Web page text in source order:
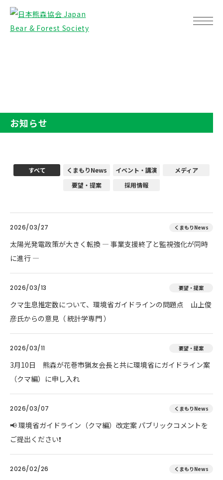
お知らせ
すべて くまもりNews イベント・講演
メディア
要望・提案
採用情報
2026/03/27 くまもりNews
太陽光発電政策が大きく転換 ― 事業支援終了と監視強化が同時
に進行 ―
2026/03/13 要望・提案
クマ生息推定数について、環境省ガイドラインの問題点 山上俊
彦氏からの意見（ 統計学専門 ）
2026/03/11 要望・提案
3月10日 熊森が花巻市猟友会長と共に環境省にガイドライン案
（クマ編）に申し入れ
2026/03/07 くまもりNews
📢 環境省ガイドライン（クマ編）改定案 パブリックコメントを
ご提出ください❗
2026/02/26 くまもりNews